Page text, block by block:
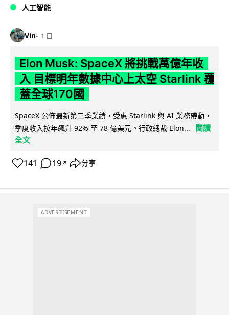
人工智能
Vin 1 日
Elon Musk: SpaceX 將挑戰萬億年收
入 目標明年數據中心上太空 Starlink 覆
蓋全球170國
SpaceX 公佈最新第二季業績，受惠 Starlink 與 AI 業務帶動，
季度收入按年飆升 92% 至 78 億美元。行政總裁 Elon...
閱讀
全文
141 19 ↗ 分享
ADVERTISEMENT